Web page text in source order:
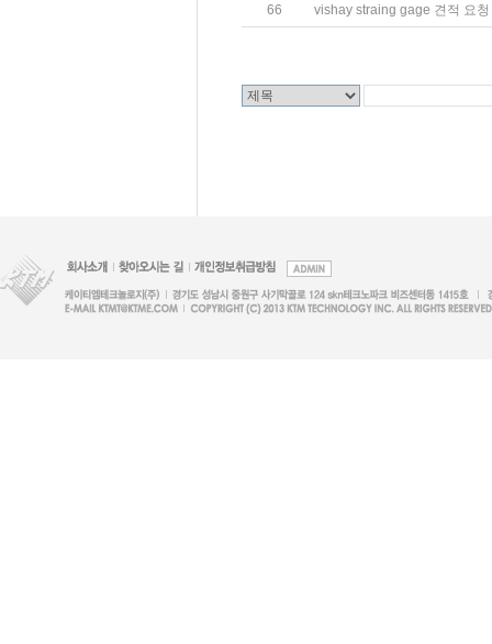
66 vishay straing gage 견적 요청